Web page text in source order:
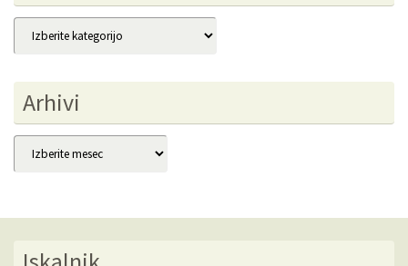
Kategorije
Arhivi
Arhivi